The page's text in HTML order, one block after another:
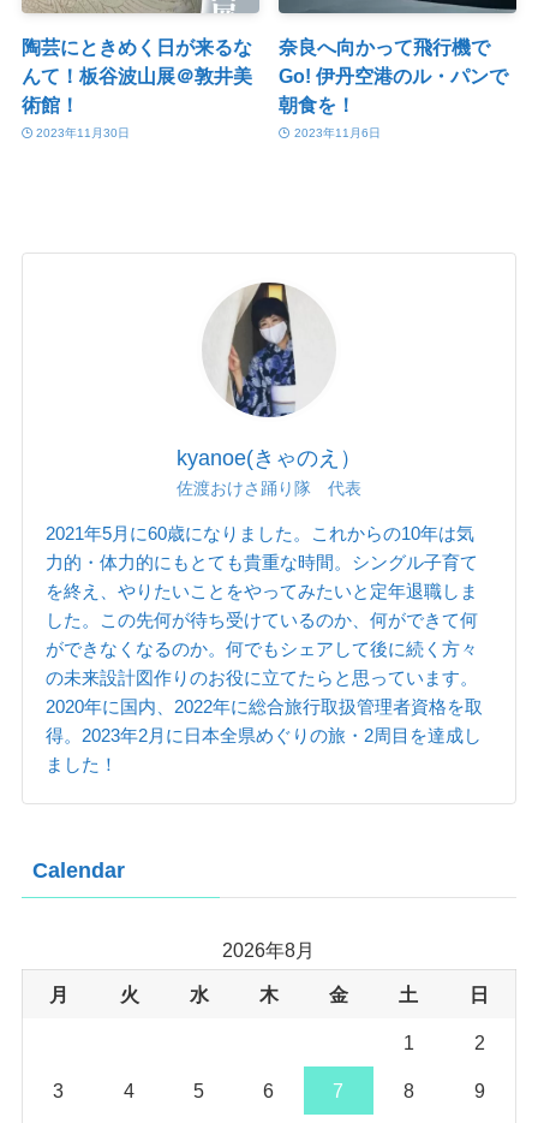
陶芸にときめく日が来るな
んて！板谷波山展＠敦井美
術館！
2023年11月30日
奈良へ向かって飛行機で
Go! 伊丹空港のル・パンで
朝食を！
2023年11月6日
kyanoe(きゃのえ）
佐渡おけさ踊り隊 代表
2021年5月に60歳になりました。これからの10年は気
力的・体力的にもとても貴重な時間。シングル子育て
を終え、やりたいことをやってみたいと定年退職しま
した。この先何が待ち受けているのか、何ができて何
ができなくなるのか。何でもシェアして後に続く方々
の未来設計図作りのお役に立てたらと思っています。
2020年に国内、2022年に総合旅行取扱管理者資格を取
得。2023年2月に日本全県めぐりの旅・2周目を達成し
ました！
Calendar
2026年8月
月 火 水 木 金 土 日
1 2
3 4 5 6 7 8 9